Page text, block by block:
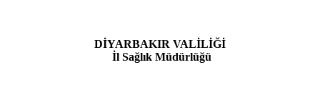
DİYARBAKIR VALİLİĞİ
İl Sağlık Müdürlüğü